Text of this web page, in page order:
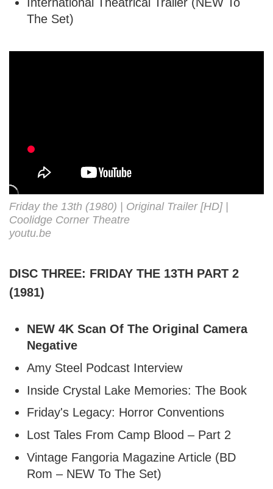
The Set)
Friday the 13th (1980) | Original Trailer [HD] |
Coolidge Corner Theatre
youtu.be
DISC THREE: FRIDAY THE 13TH PART 2
(1981)
NEW 4K Scan Of The Original Camera
Negative
Amy Steel Podcast Interview
Inside Crystal Lake Memories: The Book
Friday's Legacy: Horror Conventions
Lost Tales From Camp Blood – Part 2
Vintage Fangoria Magazine Article (BD
Rom – NEW To The Set)